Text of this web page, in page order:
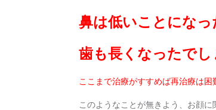
鼻は低いことになっ
歯も長くなったでし
ここまで治療がすすめば再治療は困
このようなことが無きよう、お顔に